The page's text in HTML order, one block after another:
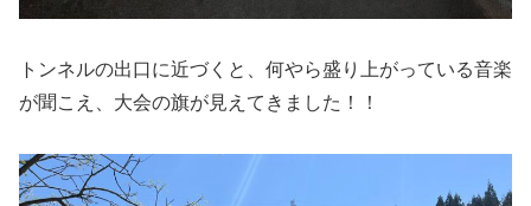
トンネルの出口に近づくと、何やら盛り上がっている音楽
が聞こえ、大会の旗が見えてきました！！